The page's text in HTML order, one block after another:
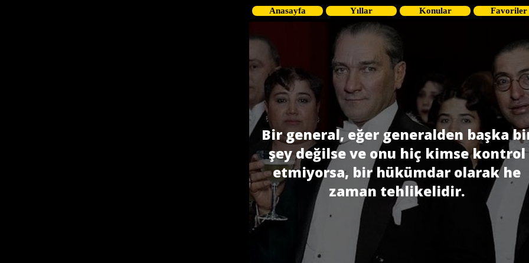
Anasayfa Yıllar Konular Favoriler
Bir general, eğer generalden başka
şey değilse ve onu hiç kimse kontrol
etmiyorsa, bir hükümdar olarak he
zaman tehlikelidir.